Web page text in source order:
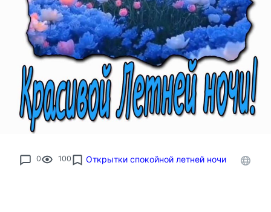
0 100 Открытки спокойной летней ночи